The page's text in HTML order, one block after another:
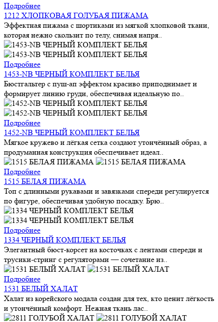
Подробнее
1212 ХЛОПКОВАЯ ГОЛУБАЯ ПИЖАМА
Эффектная пижама с шортиками из мягкой хлопковой ткани,
которая нежно скользит по телу, снимая напря..
Подробнее
1453-NB ЧЕРНЫЙ КОМПЛЕКТ БЕЛЬЯ
Бюстгальтер с пуш-ап эффектом красиво приподнимает и
формирует линию груди, обеспечивая идеальную по..
Подробнее
1452-NB ЧЕРНЫЙ КОМПЛЕКТ БЕЛЬЯ
Мягкое кружево и лёгкая сетка создают утончённый образ, а
продуманная конструкция обеспечивает идеал..
Подробнее
1515 БЕЛАЯ ПИЖАМА
Топ с длинными рукавами и завязками спереди регулируется
по фигуре, обеспечивая удобную посадку. Брю..
Подробнее
1334 ЧЕРНЫЙ КОМПЛЕКТ БЕЛЬЯ
Элегантный бюст-корсет на косточках с лентами спереди и
трусики-стринг с регуляторами — сочетание из..
Подробнее
1531 БЕЛЫЙ ХАЛАТ
Халат из корейского модала создан для тех, кто ценит лёгкость
и утончённый комфорт. Нежная ткань лас..